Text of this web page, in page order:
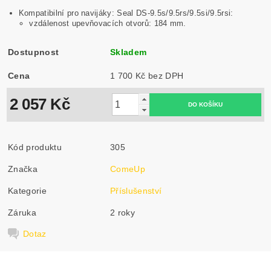
Kompatibilní pro navijáky: Seal DS-9.5s/9.5rs/9.5si/9.5rsi:
vzdálenost upevňovacích otvorů: 184 mm.
Dostupnost Skladem
Cena 1 700 Kč bez DPH
2 057 Kč
Kód produktu 305
Značka ComeUp
Kategorie Příslušenství
Záruka 2 roky
Dotaz